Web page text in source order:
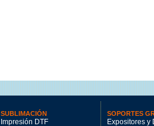
SUBLIMACIÓN
Impresión DTF
SOPORTES
Expositores y